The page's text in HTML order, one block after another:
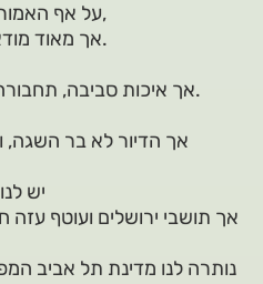
על אף האמור, אנחנו אוהבים את המדינה,
אך מאוד מודאגים מעתידה ומעתיד ילדינו.
אך איכות סביבה, תחבורה והתנהלות של עולם שלישי.
אך הדיור לא בר השגה,
יש
אך תושבי ירושלים ועוטף עזה
נותרה לנו מדינת תל אביב